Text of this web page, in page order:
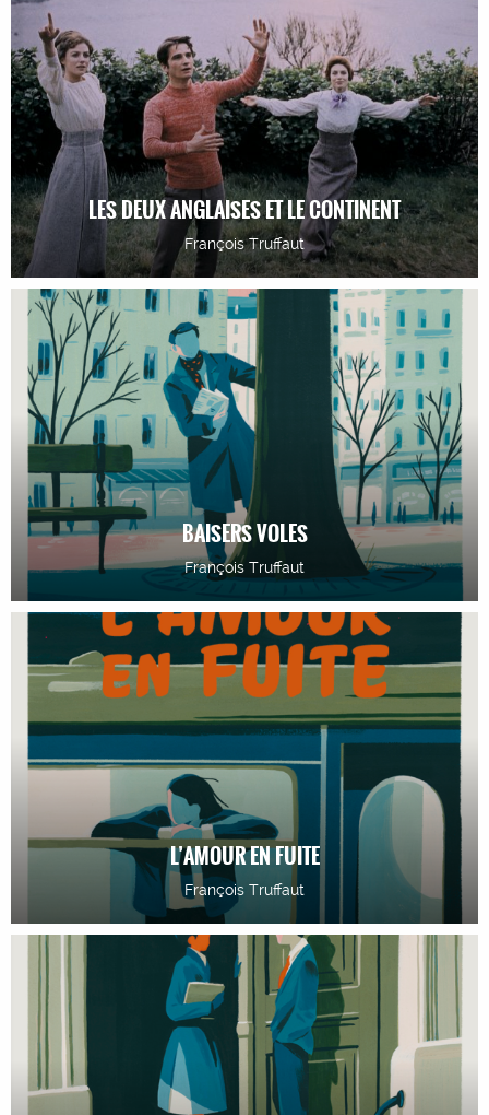
LES DEUX ANGLAISES ET LE CONTINENT
François Truffaut
BAISERS VOLES
François Truffaut
L’AMOUR EN FUITE
François Truffaut